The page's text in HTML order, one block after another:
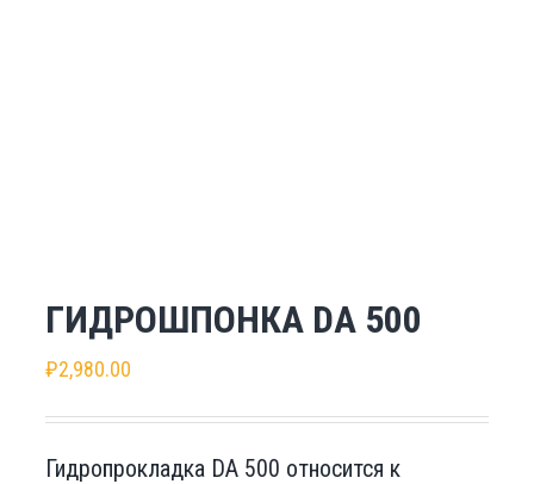
ГИДРОШПОНКА DA 500
₽2,980.00
Гидропрокладка DA 500 относится к